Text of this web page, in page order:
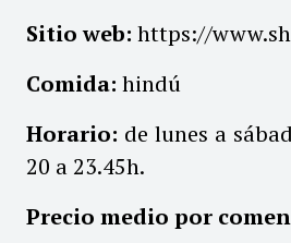
Sitio web: https://
Comida: hindú
Horario: de lunes a
20 a 23.45h.
Precio medio por